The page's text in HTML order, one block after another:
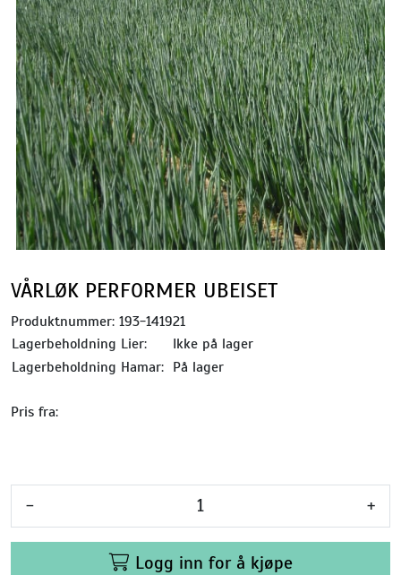
VÅRLØK PERFORMER UBEISET
Produktnummer: 193-141921
Lagerbeholdning Lier:
Ikke på lager
Lagerbeholdning Hamar: På lager
Pris fra:
- +
Logg inn for å kjøpe